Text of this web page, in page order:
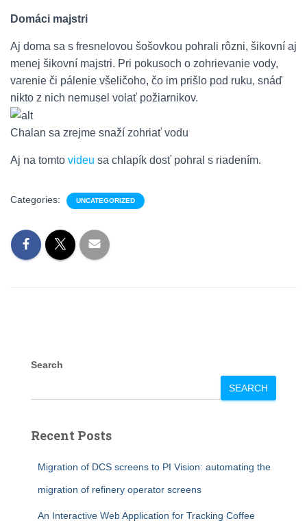
Domáci majstri
Aj doma sa s fresnelovou šošovkou pohrali rôzni, šikovní aj
menej šikovní majstri. Pri pokusoch o zohrievanie vody,
varenie či pálenie všeličoho, čo im prišlo pod ruku, snáď
nikto z nich nemusel volať požiarnikov.
Chalan sa zrejme snaží zohriať vodu
Aj na tomto videu sa chlapík dosť pohral s riadením.
Categories: UNCATEGORIZED
Search
SEARCH
Recent Posts
Migration of DCS screens to PI Vision: automating the
migration of refinery operator screens
An Interactive Web Application for Tracking Coffee